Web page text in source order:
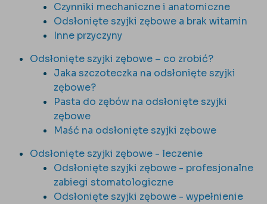
Czynniki mechaniczne i anatomiczne
Odsłonięte szyjki zębowe a brak witamin
Inne przyczyny
Odsłonięte szyjki zębowe – co zrobić?
Jaka szczoteczka na odsłonięte szyjki
zębowe?
Pasta do zębów na odsłonięte szyjki
zębowe
Maść na odsłonięte szyjki zębowe
Odsłonięte szyjki zębowe - leczenie
Odsłonięte szyjki zębowe - profesjonalne
zabiegi stomatologiczne
Odsłonięte szyjki zębowe - wypełnienie